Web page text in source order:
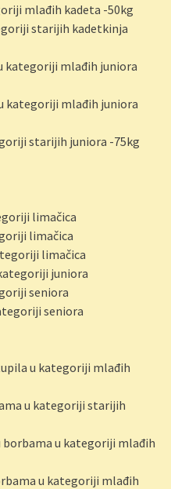
mlađih kadeta -50kg
starijih kadetkinja
kategoriji mlađih juniora
kategoriji mlađih juniora
starijih juniora -75kg
limačica
limačica
limačica
juniora
seniora
seniora
u kategoriji mlađih
u kategoriji starijih
borbama u kategoriji mlađih
u kategoriji mlađih